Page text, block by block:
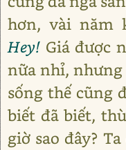
hơn, vài năm
Hey! Giá được
nữa nhỉ,
sống thế cũng
biết đã biết,
giờ sao đây?